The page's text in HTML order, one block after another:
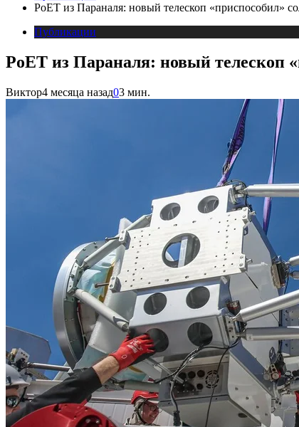
PoET из Параналя: новый телескоп «приспособил»
Публикации
PoET из Параналя: новый телескоп
Виктор4 месяца назад03 мин.